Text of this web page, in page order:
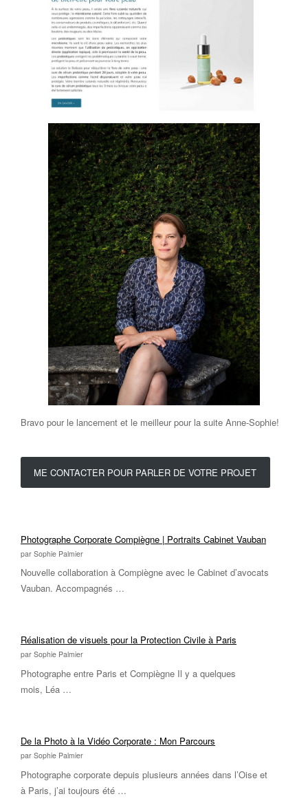
Bravo pour le lancement et le meilleur pour la suite Anne-Sophie!
ME CONTACTER POUR PARLER DE VOTRE PROJET
Photographe Corporate Compiègne | Portraits Cabinet Vauban
par Sophie Palmier
Nouvelle collaboration à Compiègne avec le Cabinet d’avocats
Vauban. Accompagnés …
Réalisation de visuels pour la Protection Civile à Paris
par Sophie Palmier
Photographe entre Paris et Compiègne Il y a quelques
mois, Léa …
De la Photo à la Vidéo Corporate : Mon Parcours
par Sophie Palmier
Photographe corporate depuis plusieurs années dans l’Oise et
à Paris, j’ai toujours été …